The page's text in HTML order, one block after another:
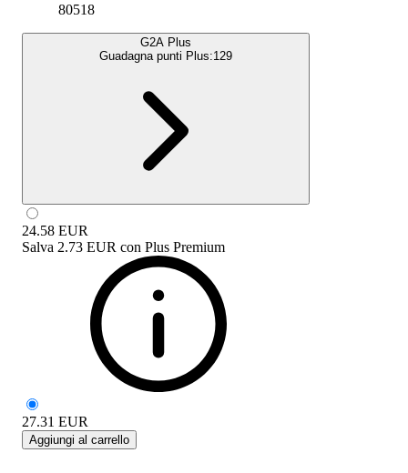
80518
G2A Plus
Guadagna punti Plus:129
24.58 EUR
Salva 2.73 EUR con Plus Premium
27.31 EUR
Aggiungi al carrello